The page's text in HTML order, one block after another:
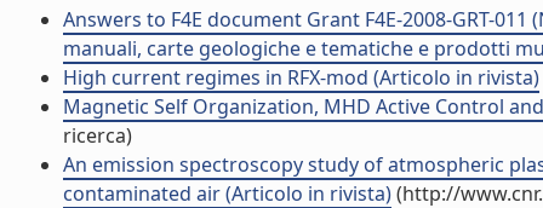
Answers to F4E document Grant F4E-2008-GRT-
manuali, carte geologiche e tematiche e prodotti
High current regimes in RFX-mod (Articolo in rivista)
Magnetic Self Organization, MHD Active Control
ricerca)
An emission spectroscopy study of atmospheric
contaminated air (Articolo in rivista)(http://